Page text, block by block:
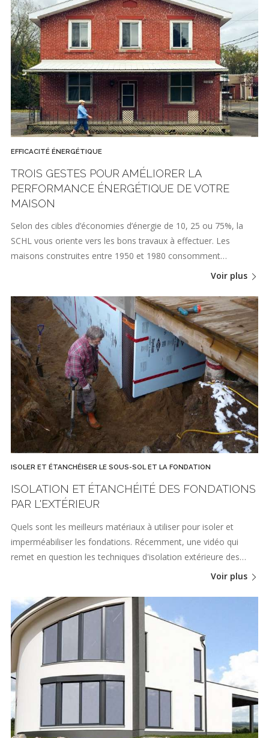
EFFICACITÉ ÉNERGÉTIQUE
TROIS GESTES POUR AMÉLIORER LA
PERFORMANCE ÉNERGÉTIQUE DE VOTRE
MAISON
Selon des cibles d’économies d’énergie de 10, 25 ou 75%, la
SCHL vous oriente vers les bons travaux à effectuer. Les
maisons construites entre 1950 et 1980 consomment…
Voir plus
ISOLER ET ÉTANCHÉISER LE SOUS-SOL ET LA FONDATION
ISOLATION ET ÉTANCHÉITÉ DES FONDATIONS
PAR L'EXTÉRIEUR
Quels sont les meilleurs matériaux à utiliser pour isoler et
imperméabiliser les fondations. Récemment, une vidéo qui
remet en question les techniques d'isolation extérieure des…
Voir plus